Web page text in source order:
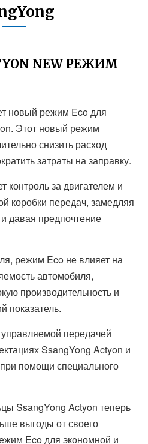
NEW РЕЖИМ
новый режим Eco для
Этот новый режим
снизить расход
затраты на заправку.
контроль за двигателем и
коробки передач, замедляя
давая предпочтение
режим Eco не влияет на
автомобиля,
производительность и
показатель.
передачей
SsangYong Actyon и
помощи специального
SsangYong Actyon теперь
выгоды от своего
Eco для экономной и